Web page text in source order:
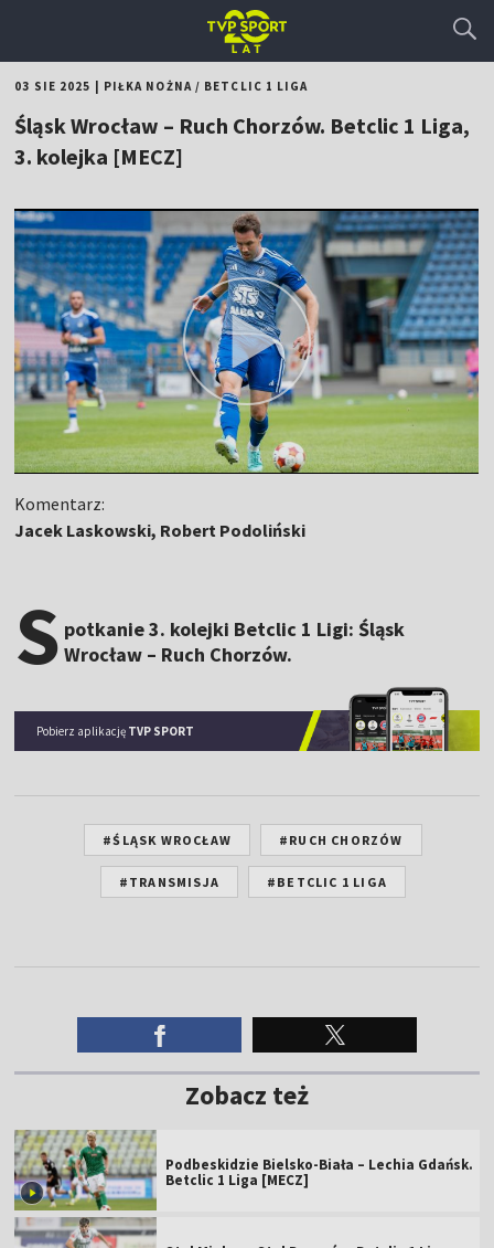
03 SIE 2025 PIŁKA NOŻNA/ BETCLIC 1 LIGA
Śląsk Wrocław – Ruch Chorzów. Betclic 1 Liga,
3. kolejka [MECZ]
Komentarz:
Jacek Laskowski, Robert Podoliński
S potkanie 3. kolejki Betclic 1 Ligi: Śląsk
Wrocław – Ruch Chorzów.
Pobierz aplikację TVP SPORT
#ŚLĄSK WROCŁAW #RUCH CHORZÓW
#TRANSMISJA #BETCLIC 1 LIGA
Zobacz też
Podbeskidzie Bielsko-Biała – Lechia Gdańsk.
Betclic 1 Liga [MECZ]